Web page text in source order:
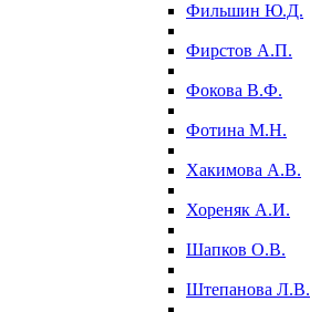
Фильшин Ю.Д.
Фирстов А.П.
Фокова В.Ф.
Фотина М.Н.
Хакимова А.В.
Хореняк А.И.
Шапков О.В.
Штепанова Л.В.